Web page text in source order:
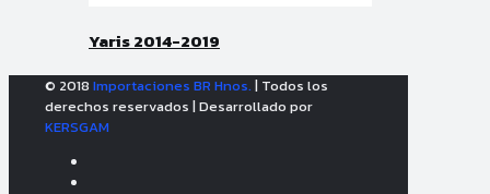
Yaris 2014-2019
© 2018 Importaciones BR Hnos.| Todos los
derechos reservados | Desarrollado por
KERSGAM